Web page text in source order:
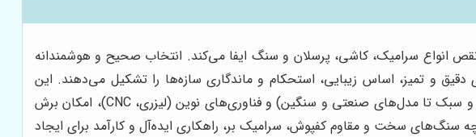
انواع سرامیک، کاشی، پرسلان و سنگ ایفا می‌کند. انتخاب صحیح و هوشمندانه
و تمیز، اساس زیبایی، استحکام و ماندگاری سازه‌ها را تشکیل می‌دهند. این
ابزارهای قدرتمند، با تنوع گسترده در نوع تیغه (الماسه، تنگستن کارباید، و غیره)، توان موتور (از مدل‌های دستی و سبک تا مدل‌های صنعتی و سنگین) و فناوری‌های نوین (لیزری، CNC)، امکان برش
سخت و مقاوم کفپوش، سرامیک بر، راهکاری ایده‌آل و کارآمد برای ایجاد